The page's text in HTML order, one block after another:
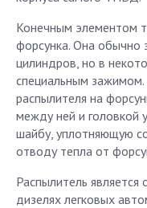
Конечным элементом
форсунка. Она обычно
цилиндров, но в
специальным
распылителя на
между ней и головкой
шайбу, уплотняющую
отводу тепла от
Распылитель
дизелях легковых